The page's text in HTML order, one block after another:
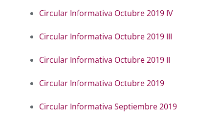
Circular Informativa Octubre 2019 IV
Circular Informativa Octubre 2019 III
Circular Informativa Octubre 2019 II
Circular Informativa Octubre 2019
Circular Informativa Septiembre 2019